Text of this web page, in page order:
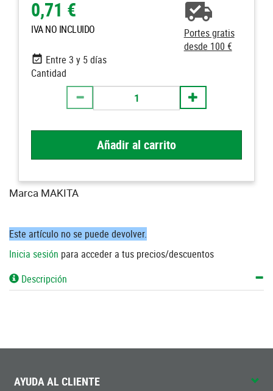
0,71 €
IVA NO INCLUIDO
Portes gratis
desde 100 €
Entre 3 y 5 días
Cantidad
Añadir al carrito
Marca MAKITA
Este artículo no se puede devolver.
Inicia sesión para acceder a tus precios/descuentos
Descripción
AYUDA AL CLIENTE